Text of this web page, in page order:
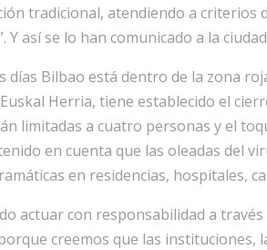
tradicional, atendiendo a criterios
Y así se lo han comunicado a la
días Bilbao está dentro de la zona
Herria, tiene establecido el
limitadas a cuatro personas y el
en cuenta que las oleadas del
en residencias, hospitales,
actuar con responsabilidad a
creemos que las instituciones,